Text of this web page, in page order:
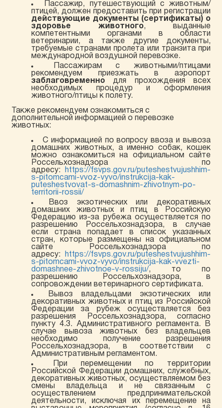
Пассажир, путешествующий с животным/
птицей, должен предоставить при регистрации
действующие документы (сертификаты) о
здоровье животного, выданные
компетентными органами в области
ветеринарии, а также другие документы,
требуемые странами пролета или транзита при
международной воздушной перевозке.
Пассажирам с животными/птицами
рекомендуем приезжать в аэропорт
заблаговременно для прохождения всех
необходимых процедур и оформления
животного/птицы к полету.
Также рекомендуем ознакомиться с
дополнительной информацией о перевозке
животных:
С информацией по вопросу ввоза и вывоза
домашних животных, а именно собак, кошек
можно ознакомиться на официальном сайте
Россельхознадзора по
адресу:
https://fsvps.gov.ru/puteshestvujushhim-
s-pitomcami-vvoz-vyvo/instrukcija-kak-
puteshestvovat-s-domashnim-zhivotnym-po-
territorii-rossii/
Ввоз экзотических или декоративных
домашних животных и птиц в Российскую
Федерацию из-за рубежа осуществляется по
разрешению Россельхознадзора, в случае
если страна попадает в список указанных
стран, которые размещены на официальном
сайте Россельхознадзора по
адресу:
https://fsvps.gov.ru/puteshestvujushhim-
s-pitomcami-vvoz-vyvo/instrukcija-kak-vvezti-
domashnee-zhivotnoe-v-rossiju/, то по
разрешению Россельхознадзора, в
сопровождении ветеринарного сертификата.
Вывоз владельцами экзотических или
декоративных животных и птиц из Российской
Федерации за рубеж осуществляется без
разрешения Россельхознадзора, согласно
пункту 4.3. Административного регламента. В
случае вывоза животных без владельцев
необходимо получение разрешения
Россельхознадзора, в соответствии с
Административным регламентом.
При перемещении по территории
Российской Федерации домашних, служебных,
декоративных животных, осуществляемом без
смены владельца и не связанным с
осуществлением предпринимательской
деятельности, исключая их перемещение на